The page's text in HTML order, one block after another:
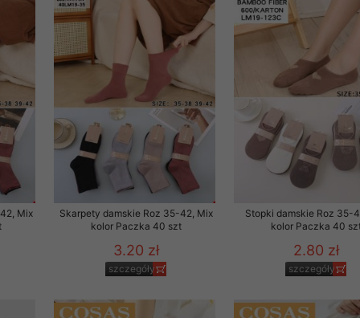
Mix
Skarpety damskie Roz 35-42, Mix
kolor Paczka 40 szt
3.20 zł
szczegóły
Stopki damskie Roz 35-
kolor Paczka 40
2.80 zł
szczegóły
komputerze Klienta
naszej oferty do
internetowej
tych plików
na komputerze
zgodę. Dotyczy to w
przez nas linka
i nowościach w
danych